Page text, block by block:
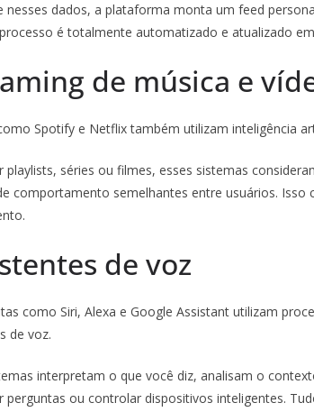
nesses dados, a plataforma monta um feed
é totalmente automatizado e atualizado
de música e
Spotify e Netflix também utilizam inteligência
playlists, séries ou filmes, esses sistemas
comportamento semelhantes entre usuários. Isso
de voz
como Siri, Alexa e Google Assistant utilizam
de voz.
interpretam o que você diz, analisam o
perguntas ou controlar dispositivos inteligentes.